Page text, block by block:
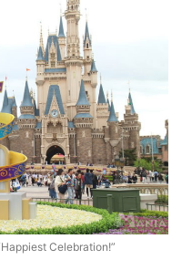
Celebration!”